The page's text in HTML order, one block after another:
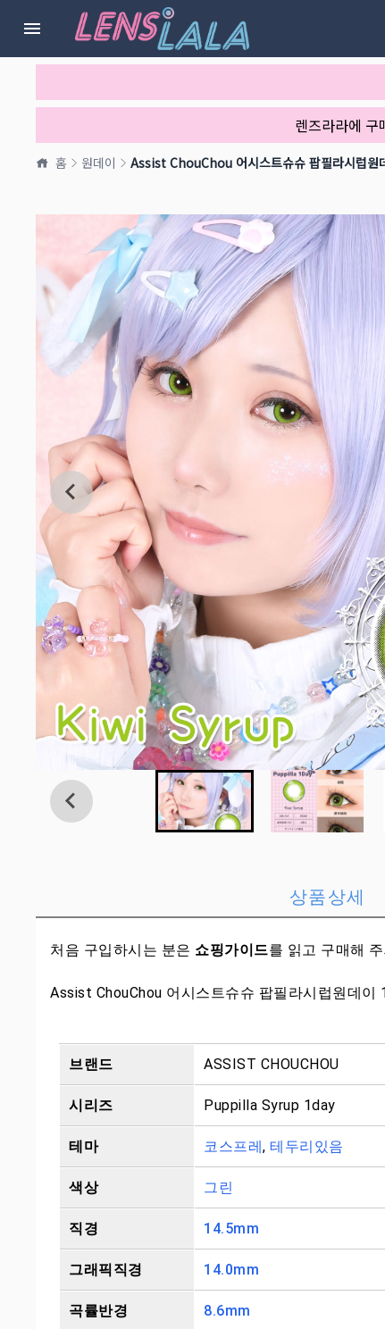
렌즈라라에 구
홈 원데이 Assist ChouChou 어시스트슈슈 팝필라시럽원
상품상세
처음 구입하시는 분은 쇼핑가이드를 읽고 구매해
Assist ChouChou 어시스트슈슈 팝필라시럽원데
브랜드 ASSIST CHOUCHOU
시리즈 Puppilla Syrup 1day
테마 코스프레, 테두리있음
색상 그린
직경 14.5mm
그래픽직경 14.0mm
곡률반경 8.6mm